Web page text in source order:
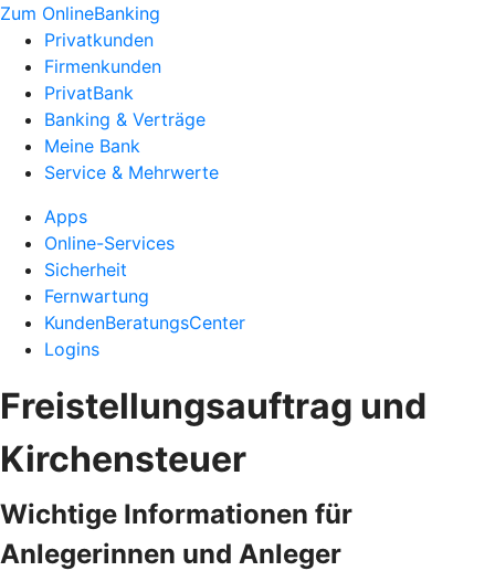
Zum OnlineBanking
Privatkunden
Firmenkunden
PrivatBank
Banking & Verträge
Meine Bank
Service & Mehrwerte
Apps
Online-Services
Sicherheit
Fernwartung
KundenBeratungsCenter
Logins
Freistellungsauftrag und
Kirchensteuer
Wichtige Informationen für
Anlegerinnen und Anleger